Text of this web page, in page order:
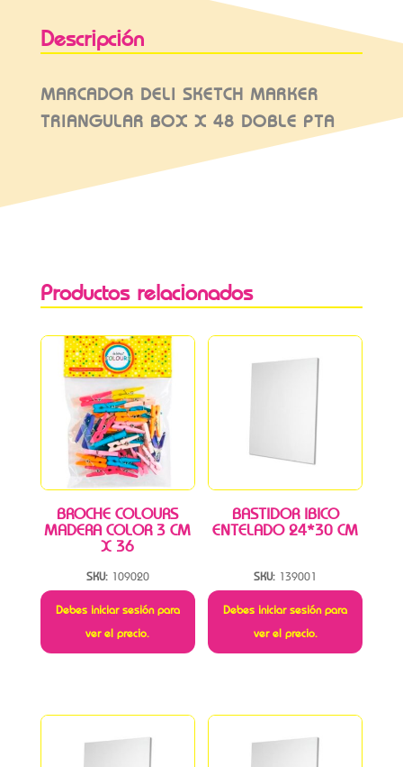
Descripción
MARCADOR DELI SKETCH MARKER
TRIANGULAR BOX X 48 DOBLE PTA
Productos relacionados
BROCHE COLOURS
MADERA COLOR 3 CM
X 36
SKU: 109020
Debes iniciar sesión para
ver el precio.
BASTIDOR IBICO
ENTELADO 24*30 CM
SKU: 139001
Debes iniciar sesión para
ver el precio.